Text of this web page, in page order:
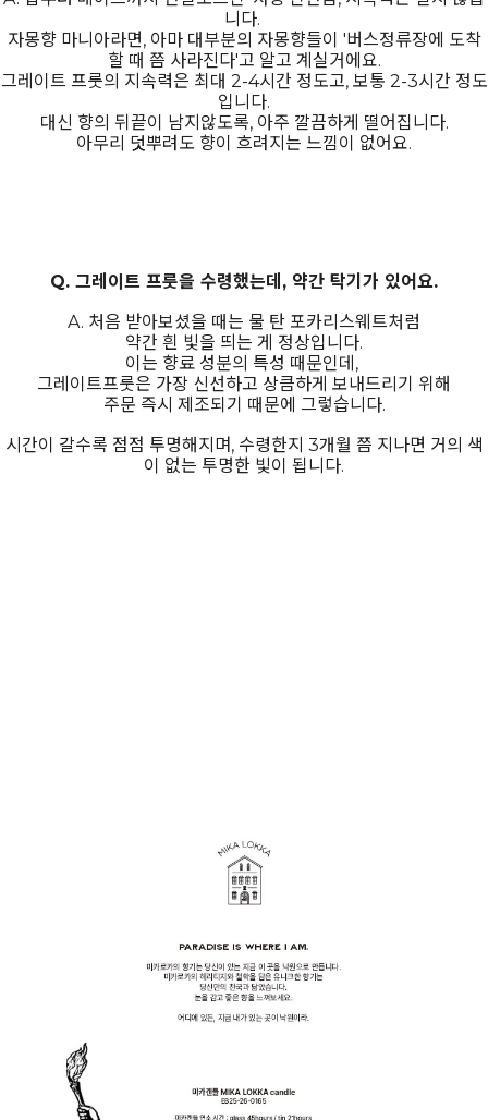
니다.
자몽향 마니아라면, 아마 대부분의 자몽향들이 '버스정류장에 도착
할 때 쯤 사라진다'고 알고 계실거에요.
그레이트 프룻의 지속력은 최대 2-4시간 정도고, 보통 2-3시간 정도
입니다.
대신 향의 뒤끝이 남지않도록, 아주 깔끔하게 떨어집니다.
아무리 덧뿌려도 향이 흐려지는 느낌이 없어요.
Q. 그레이트 프룻을 수령했는데, 약간 탁기가 있어요.
A. 처음 받아보셨을 때는 물 탄 포카리스웨트처럼
약간 흰 빛을 띄는 게 정상입니다.
이는 향료 성분의 특성 때문인데,
그레이트프룻은 가장 신선하고 상큼하게 보내드리기 위해
주문 즉시 제조되기 때문에 그렇습니다.
시간이 갈수록 점점 투명해지며, 수령한지 3개월 쯤 지나면 거의 색
이 없는 투명한 빛이 됩니다.